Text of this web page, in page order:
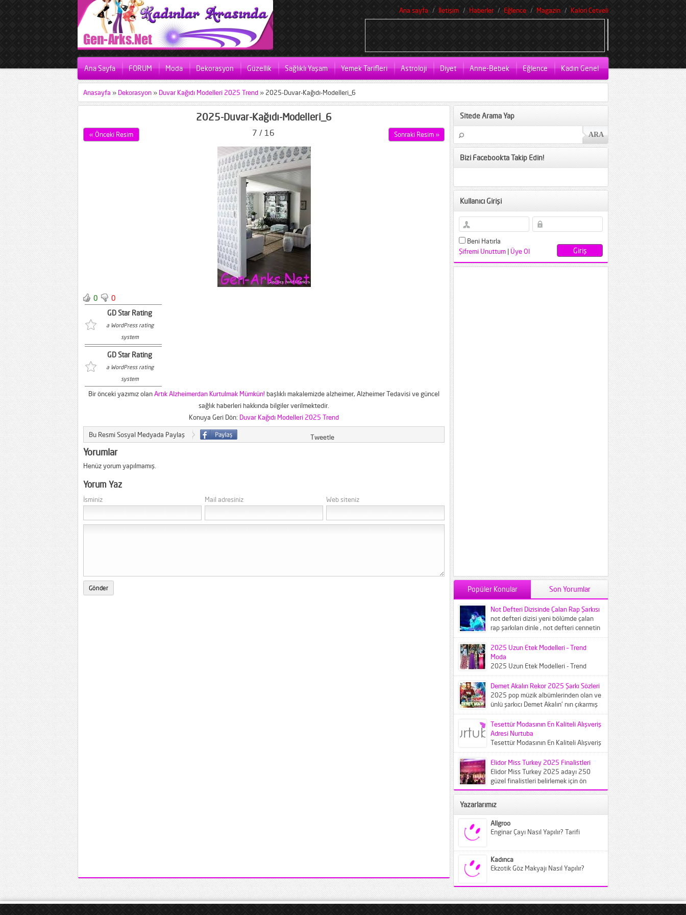
Ana sayfa İletişim Haberler Eğlence Magazin Kalori Cetveli
Ana Sayfa FORUM Moda Dekorasyon Güzellik Sağlıklı Yaşam Yemek Tarifleri Astroloji Diyet Anne-Bebek Eğlence Kadın Genel
Anasayfa » Dekorasyon » Duvar Kağıdı Modelleri 2025 Trend » 2025-Duvar-Kağıdı-Modelleri_6
2025-Duvar-Kağıdı-Modelleri_6
« Önceki Resim 7 / 16 Sonraki Resim »
0
0
GD Star Rating
a WordPress rating
system
GD Star Rating
a WordPress rating
system
Bir önceki yazımız olanArtık Alzheimerdan Kurtulmak Mümkün! başlıklı makalemizde alzheimer, Alzheimer Tedavisi ve güncel
sağlık haberleri hakkında bilgiler verilmektedir.
Konuya Geri Dön: Duvar Kağıdı Modelleri 2025 Trend
Bu Resmi Sosyal Medyada Paylaş Tweetle
Yorumlar
Henüz yorum yapılmamış.
Yorum Yaz
İsminiz Mail adresiniz Web siteniz
Sitede Arama Yap
Bizi Facebookta Takip Edin!
Kullanıcı Girişi
Beni Hatırla
Şifremi Unuttum | Üye Ol
Popüler Konular Son Yorumlar
Not Defteri Dizisinde Çalan Rap Şarkısı
not defteri dizisi yeni bölümde çalan
rap şarkıları dinle , not defteri cennetin
çocukları şarkısı...
2025 Uzun Etek Modelleri – Trend
Moda
2025 Uzun Etek Modelleri - Trend
Moda 2025 Modası denildiğinde
akıllara bu yılın feminen havasını
yansıtacak 2025...
Demet Akalın Rekor 2025 Şarkı Sözleri
2025 pop müzik albümlerinden olan ve
ünlü şarkıcı Demet Akalın' nın çıkarmış
olduğu Rekor adlı...
Tesettür Modasının En Kaliteli Alışveriş
Adresi Nurtuba
Tesettür Modasının En Kaliteli Alışveriş
Adresi Nurtuba Teknolojinin gelişmesi
ve buna bağlı olarak da bilgisayar
kullanımının...
Elidor Miss Turkey 2025 Finalistleri
Elidor Miss Turkey 2025 adayı 250
güzel finalistleri belirlemek için ön
elemeye çağırıldı. Crowne Plaza
Yazarlarımız
Allgroo
Enginar Çayı Nasıl Yapılır? Tarifi
Kadınca
Ekzotik Göz Makyajı Nasıl Yapılır?